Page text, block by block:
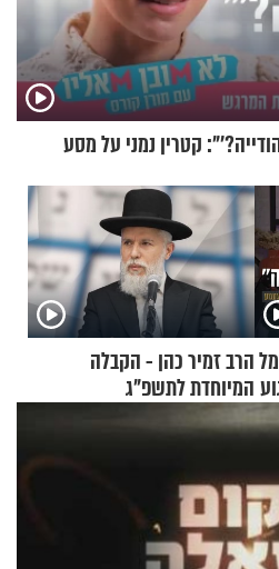
קטרין נמני על מסע
הרב זמיר כהן - הקבלה
המיוחדת לתשפ"ג